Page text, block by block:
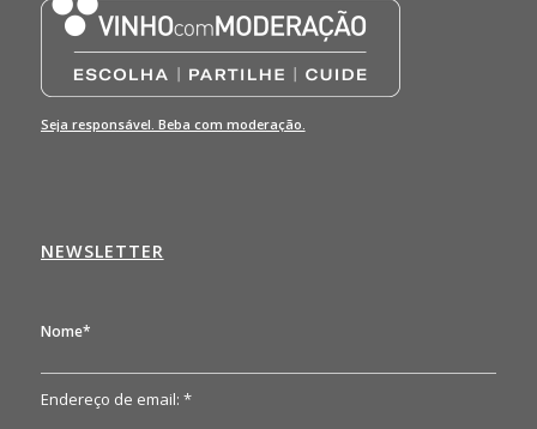
Seja responsável. Beba com moderação.
NEWSLETTER
Nome*
Endereço de email: *